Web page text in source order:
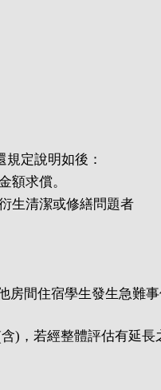
定說明如後：
求償。
生清潔或修繕問題者
房間住宿學生發生急難
)，若經整體評估有延長